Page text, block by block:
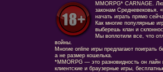
MMORPG* CARNAGE.
законам Средневековья.
начать играть прямо
Как многие популярные
выберешь клан и
Мы воплотили все, что
войны.
Многие online игры предлагают
а не размер кошелька.
*MMORPG — это разновидность он
клиентские и браузерные игры,